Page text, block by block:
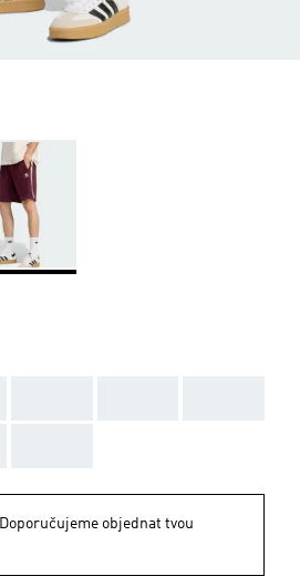
Doporučujeme objednat tvou